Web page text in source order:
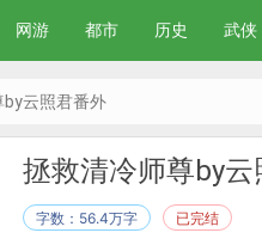
网游 都市 历史 武侠
云照君番外
拯救清冷师尊by云
字数：56.4万字 已完结